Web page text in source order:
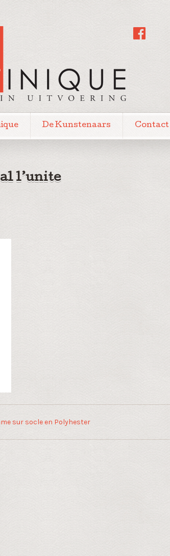
De Kunstenaars Contact
l’unite
sur socle en Polyhester